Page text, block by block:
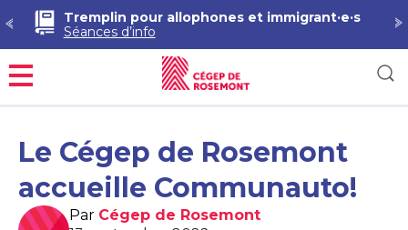
Tremplin pour allophones et immigrant·e·s
Séances d’info
Menu
Le Cégep de Rosemont
accueille Communauto!
Par Cégep de Rosemont